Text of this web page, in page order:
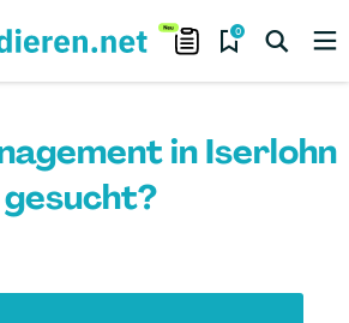
0
in Iserlohn
gesucht?